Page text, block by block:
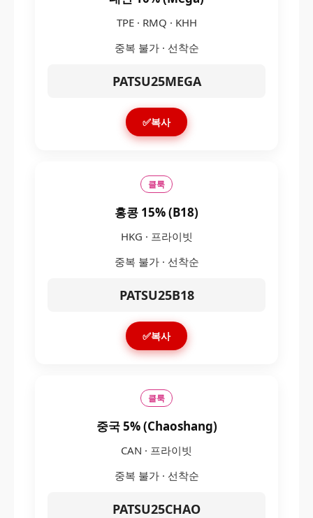
TPE · RMQ · KHH
중복 불가 · 선착순
PATSU25MEGA
✅복사
클룩
홍콩 15% (B18)
HKG · 프라이빗
중복 불가 · 선착순
PATSU25B18
✅복사
클룩
중국 5% (Chaoshang)
CAN · 프라이빗
중복 불가 · 선착순
PATSU25CHAO